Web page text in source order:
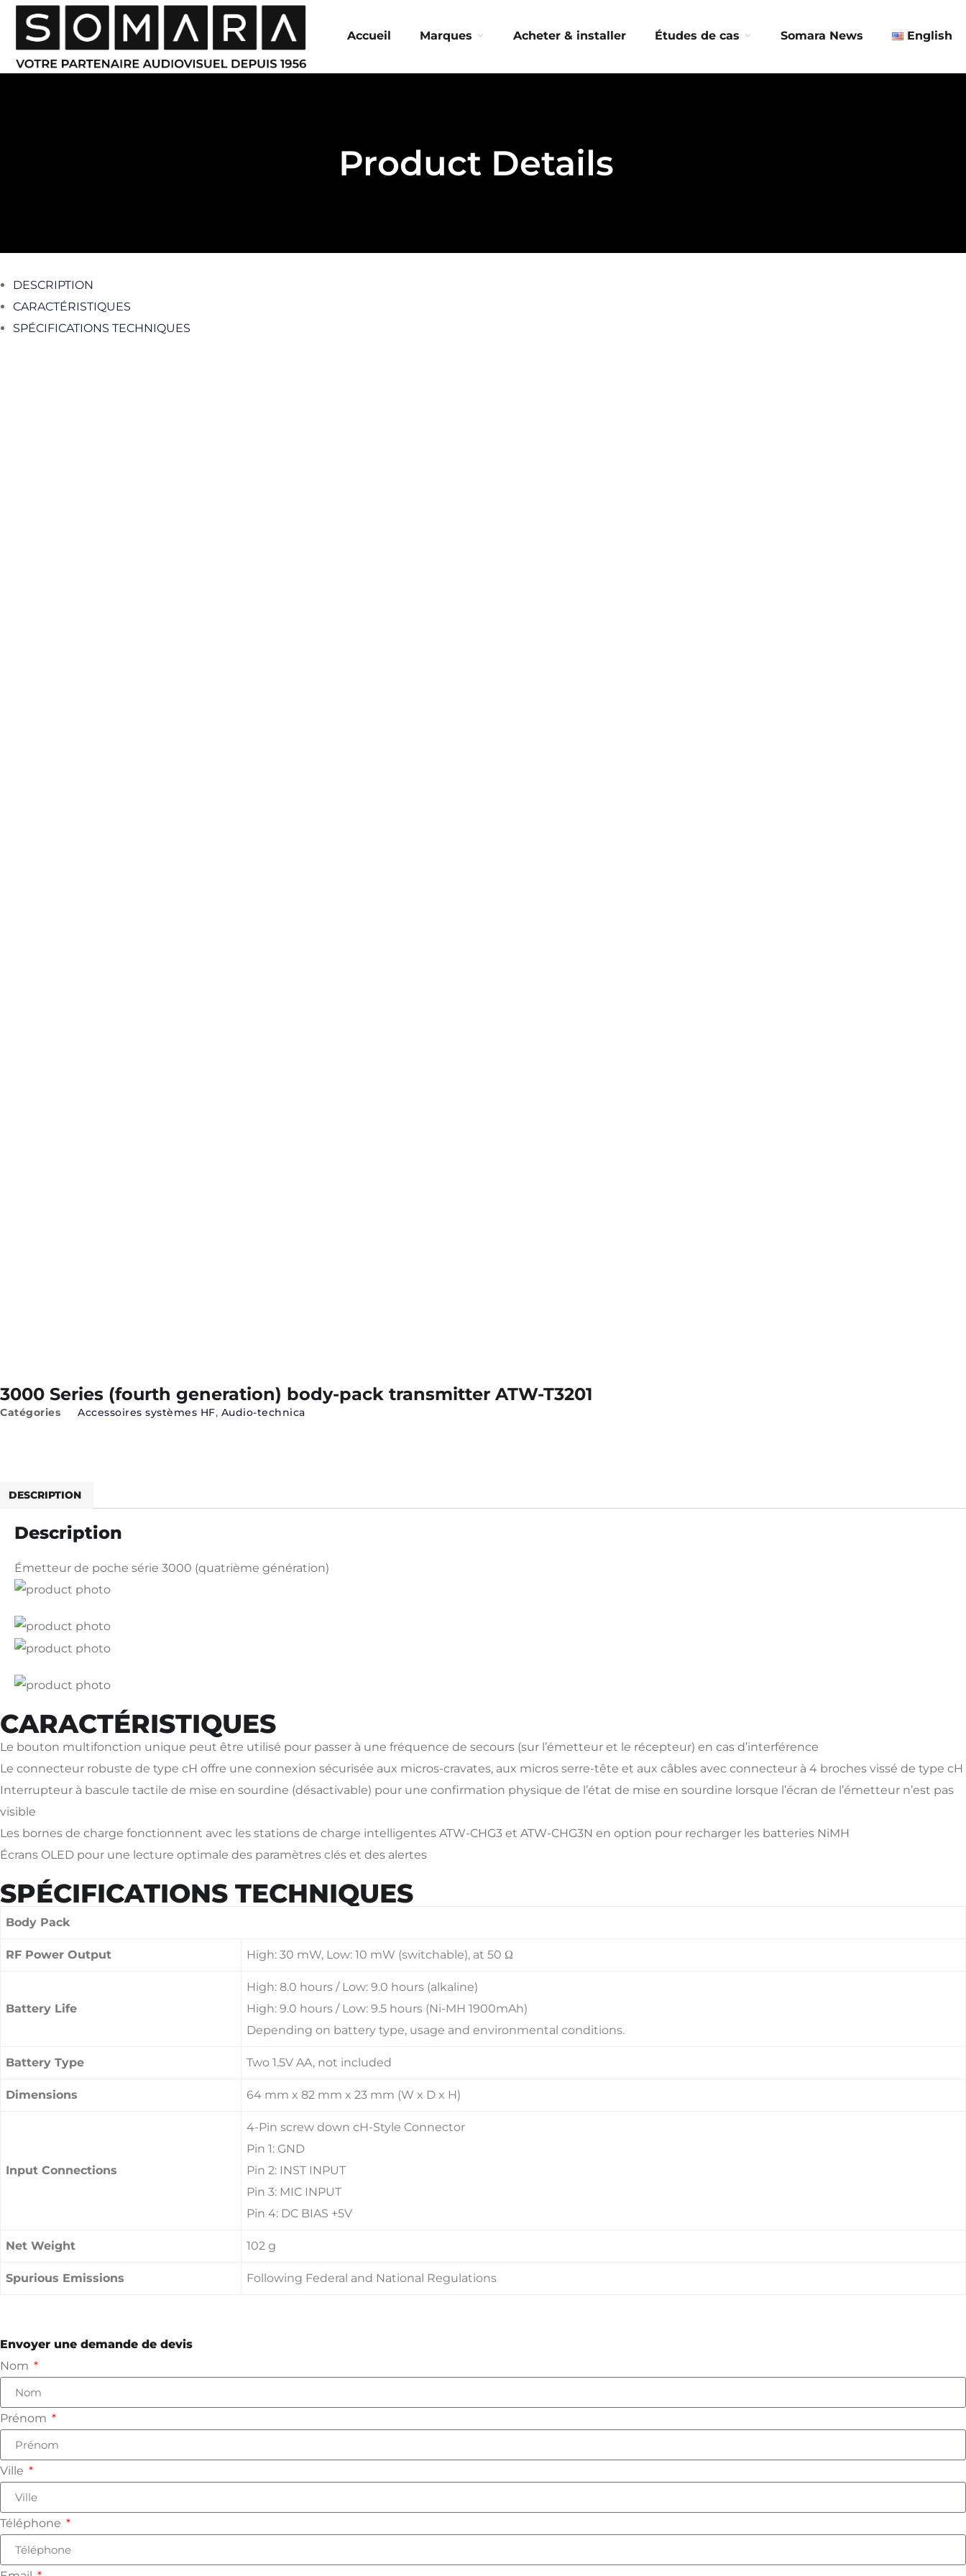
Accueil Marques Acheter & installer Études de cas Somara News English
Product Details
DESCRIPTION
CARACTÉRISTIQUES
SPÉCIFICATIONS TECHNIQUES
3000 Series (fourth generation) body-pack transmitter ATW-T3201
Catégories Accessoires systèmes HF, Audio-technica
DESCRIPTION
Description
Émetteur de poche série 3000 (quatrième génération)
CARACTÉRISTIQUES
Le bouton multifonction unique peut être utilisé pour passer à une fréquence de secours (sur l’émetteur et le récepteur) en cas d’interférence
Le connecteur robuste de type cH offre une connexion sécurisée aux micros-cravates, aux micros serre-tête et aux câbles avec connecteur à 4 broches vissé de type cH
Interrupteur à bascule tactile de mise en sourdine (désactivable) pour une confirmation physique de l’état de mise en sourdine lorsque l’écran de l’émetteur n’est pas
visible
Les bornes de charge fonctionnent avec les stations de charge intelligentes ATW-CHG3 et ATW-CHG3N en option pour recharger les batteries NiMH
Écrans OLED pour une lecture optimale des paramètres clés et des alertes
SPÉCIFICATIONS TECHNIQUES
Body Pack
RF Power Output High: 30 mW, Low: 10 mW (switchable), at 50 Ω
Battery Life
High: 8.0 hours / Low: 9.0 hours (alkaline)
High: 9.0 hours / Low: 9.5 hours (Ni-MH 1900mAh)
Depending on battery type, usage and environmental conditions.
Battery Type Two 1.5V AA, not included
Dimensions 64 mm x 82 mm x 23 mm (W x D x H)
Input Connections
4-Pin screw down cH-Style Connector
Pin 1: GND
Pin 2: INST INPUT
Pin 3: MIC INPUT
Pin 4: DC BIAS +5V
Net Weight 102 g
Spurious Emissions Following Federal and National Regulations
Envoyer une demande de devis
Nom
Prénom
Ville
Téléphone